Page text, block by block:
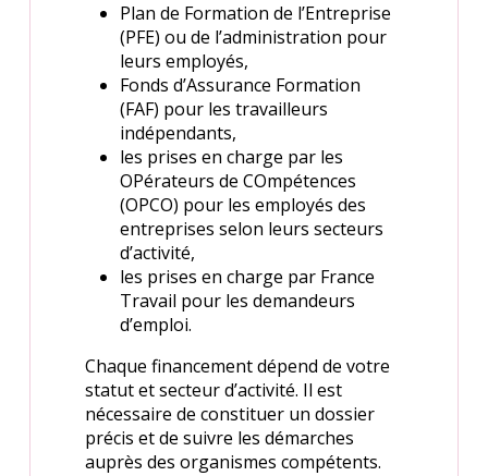
Plan de Formation de l’Entreprise
(PFE) ou de l’administration pour
leurs employés,
Fonds d’Assurance Formation
(FAF) pour les travailleurs
indépendants,
les prises en charge par les
OPérateurs de COmpétences
(OPCO) pour les employés des
entreprises selon leurs secteurs
d’activité,
les prises en charge par France
Travail pour les demandeurs
d’emploi.
Chaque financement dépend de votre
statut et secteur d’activité. Il est
nécessaire de constituer un dossier
précis et de suivre les démarches
auprès des organismes compétents.